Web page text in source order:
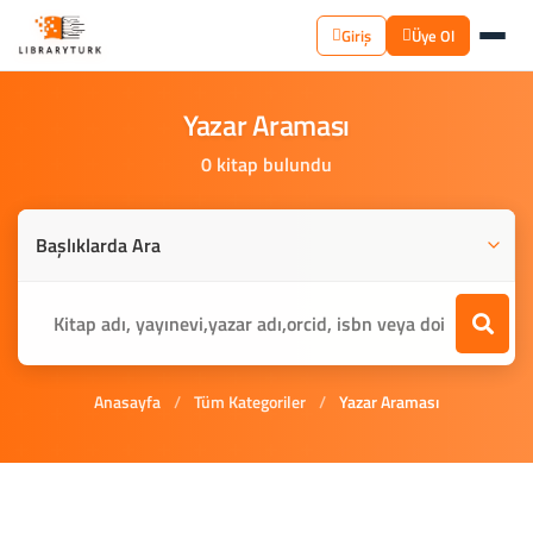
Giriş Üye Ol
YazarAraması
0 kitap bulundu
Anasayfa / Tüm Kategoriler / Yazar Araması